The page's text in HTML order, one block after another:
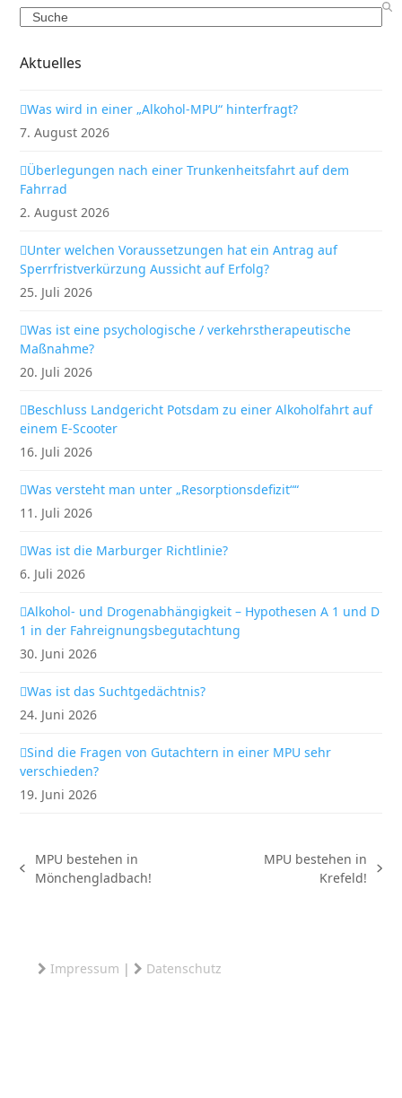
Search
Aktuelles
Was wird in einer „Alkohol-MPU“ hinterfragt?
7. August 2026
Überlegungen nach einer Trunkenheitsfahrt auf dem
Fahrrad
2. August 2026
Unter welchen Voraussetzungen hat ein Antrag auf
Sperrfristverkürzung Aussicht auf Erfolg?
25. Juli 2026
Was ist eine psychologische / verkehrstherapeutische
Maßnahme?
20. Juli 2026
Beschluss Landgericht Potsdam zu einer Alkoholfahrt auf
einem E-Scooter
16. Juli 2026
Was versteht man unter „Resorptionsdefizit““
11. Juli 2026
Was ist die Marburger Richtlinie?
6. Juli 2026
Alkohol- und Drogenabhängigkeit – Hypothesen A 1 und D
1 in der Fahreignungsbegutachtung
30. Juni 2026
Was ist das Suchtgedächtnis?
24. Juni 2026
Sind die Fragen von Gutachtern in einer MPU sehr
verschieden?
19. Juni 2026
vorheriger
MPU bestehen in
Mönchengladbach!
MPU bestehen in
Krefeld!
Impressum | Datenschutz